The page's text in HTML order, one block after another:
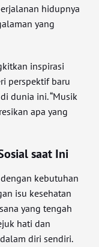
hidupnya
yang
inspirasi
perspektif baru
dunia ini. “Musik
apa yang
saat Ini
kebutuhan
isu kesehatan
yang tengah
hati dan
diri sendiri.